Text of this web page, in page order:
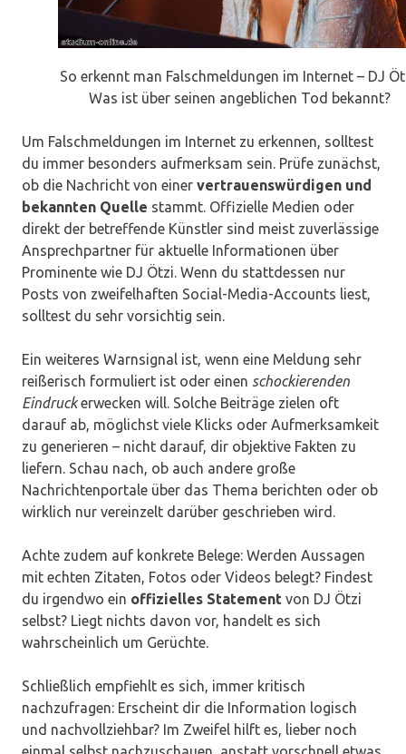
So erkennt man Falschmeldungen im Internet – DJ
Was ist über seinen angeblichen Tod bekannt?
Um Falschmeldungen im Internet zu erkennen, solltest
du immer besonders aufmerksam sein. Prüfe zunächst,
ob die Nachricht von einer vertrauenswürdigen und
bekannten Quelle stammt. Offizielle Medien oder
direkt der betreffende Künstler sind meist zuverlässige
Ansprechpartner für aktuelle Informationen über
Prominente wie DJ Ötzi. Wenn du stattdessen nur
Posts von zweifelhaften Social-Media-Accounts liest,
solltest du sehr vorsichtig sein.
Ein weiteres Warnsignal ist, wenn eine Meldung sehr
reißerisch formuliert ist oder einen schockierenden
Eindruckerwecken will. Solche Beiträge zielen oft
darauf ab, möglichst viele Klicks oder Aufmerksamkeit
zu generieren – nicht darauf, dir objektive Fakten zu
liefern. Schau nach, ob auch andere große
Nachrichtenportale über das Thema berichten oder ob
wirklich nur vereinzelt darüber geschrieben wird.
Achte zudem auf konkrete Belege: Werden Aussagen
mit echten Zitaten, Fotos oder Videos belegt? Findest
du irgendwo ein offizielles Statement von DJ Ötzi
selbst? Liegt nichts davon vor, handelt es sich
wahrscheinlich um Gerüchte.
Schließlich empfiehlt es sich, immer kritisch
nachzufragen: Erscheint dir die Information logisch
und nachvollziehbar? Im Zweifel hilft es, lieber noch